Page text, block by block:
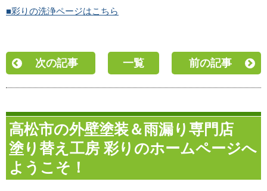
■彩りの洗浄ページはこちら
次の記事 一覧 前の記事
高松市の外壁塗装＆雨漏り専門店
塗り替え工房 彩りのホームページへ
ようこそ！